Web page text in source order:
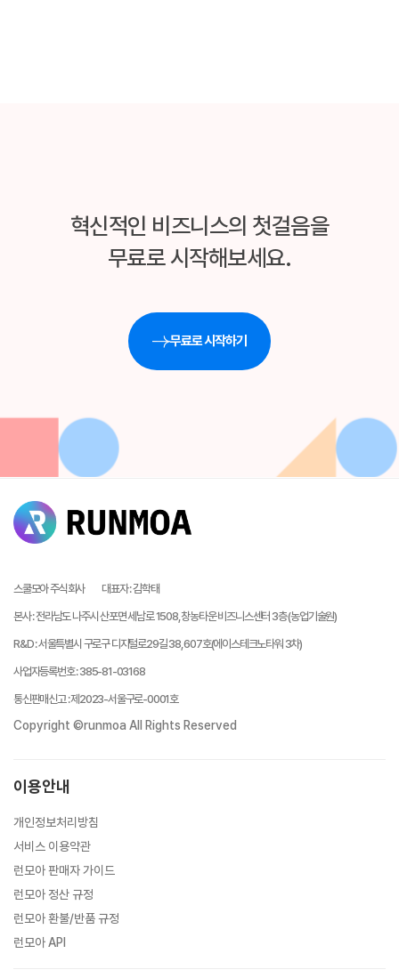
혁신적인 비즈니스의 첫걸음을
무료로 시작해보세요.
무료로 시작하기
스쿨모아 주식회사 대표자:김학태
본사:전라남도 나주시 산포면 세남로 1508, 창농타운 비즈니스센터 3층 (농업기술원)
R&D:서울특별시 구로구 디지털로29길 38, 607호(에이스테크노타워 3차)
사업자등록번호:385-81-03168
통신판매신고:제2023-서울구로-0001호
Copyright ©runmoa All Rights Reserved
이용안내
개인정보처리방침
서비스 이용약관
런모아 판매자 가이드
런모아 정산 규정
런모아 환불/반품 규정
런모아 API